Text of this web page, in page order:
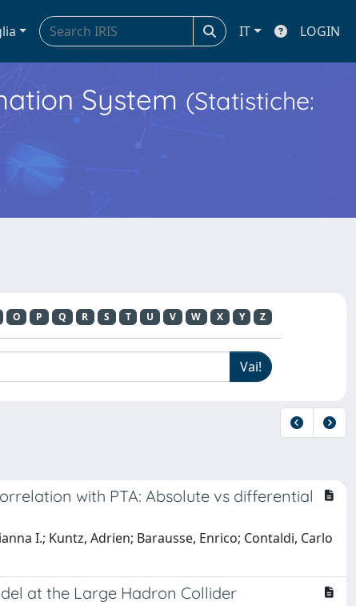
IT LOGIN
System (Statistiche:
O P Q R S T U V W X Y Z
with PTA: Absolute vs differential
I.; Kuntz, Adrien; Barausse, Enrico; Contaldi, Carlo
at the Large Hadron Collider